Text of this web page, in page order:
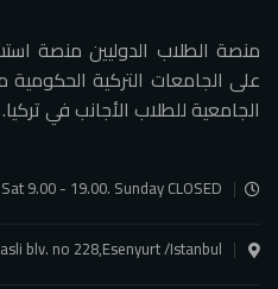
منصة الطلاب الدوليين منصة
على الجامعات التركية
الجامعية للطلاب الأجانب في تركيا.
9.00 - 19.00. Sunday CLOSED
blv. no 228,Esenyurt /Istanbul